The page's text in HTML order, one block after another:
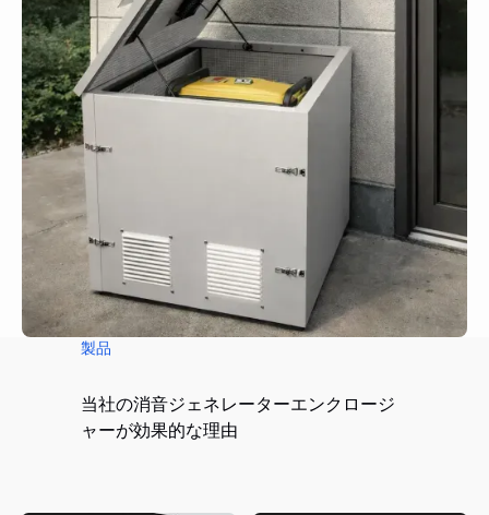
製品
当社の消音ジェネレーターエンクロージ
ャーが効果的な理由